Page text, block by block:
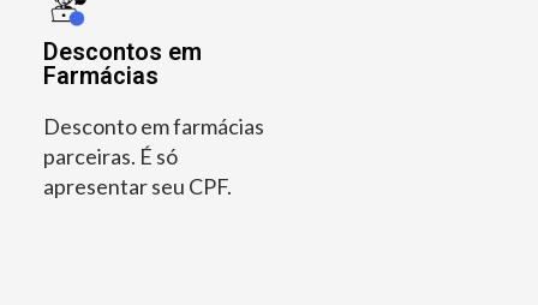
Descontos em
Farmácias
Desconto em farmácias
parceiras. É só
apresentar seu CPF.